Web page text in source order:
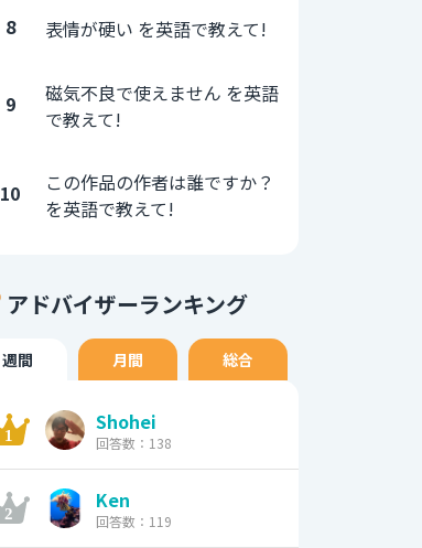
8 表情が硬い を英語で教えて!
9
磁気不良で使えません を英語
で教えて!
10
この作品の作者は誰ですか？
を英語で教えて!
アドバイザーランキング
週間 月間 総合
Shohei
回答数：138
Ken
回答数：119